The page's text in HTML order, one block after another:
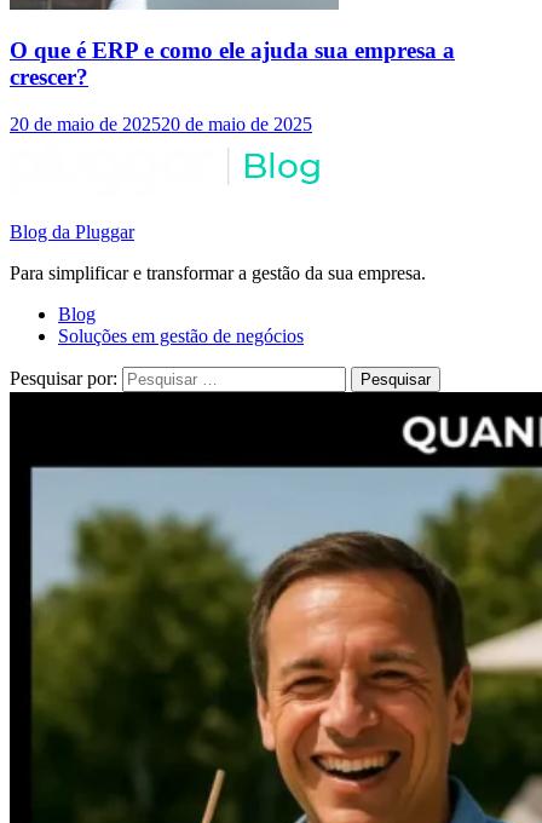
O que é ERP e como ele ajuda sua empresa a
crescer?
20 de maio de 202520 de maio de 2025
Blog da Pluggar
Para simplificar e transformar a gestão da sua empresa.
Blog
Soluções em gestão de negócios
Pesquisar por: